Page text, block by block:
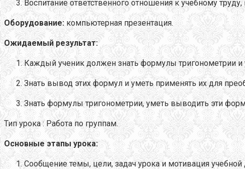
Воспитание ответственного отношения к учебному
Оборудование: компьютерная презентация.
Ожидаемый результат:
Каждый ученик должен знать формулы тригонометрии и
Знать вывод этих формул и уметь применять их для
Знать формулы тригонометрии, уметь выводить эти
Тип урока : Работа по группам.
Основные этапы урока:
Сообщение темы, цели, задач урока и мотивация учебной